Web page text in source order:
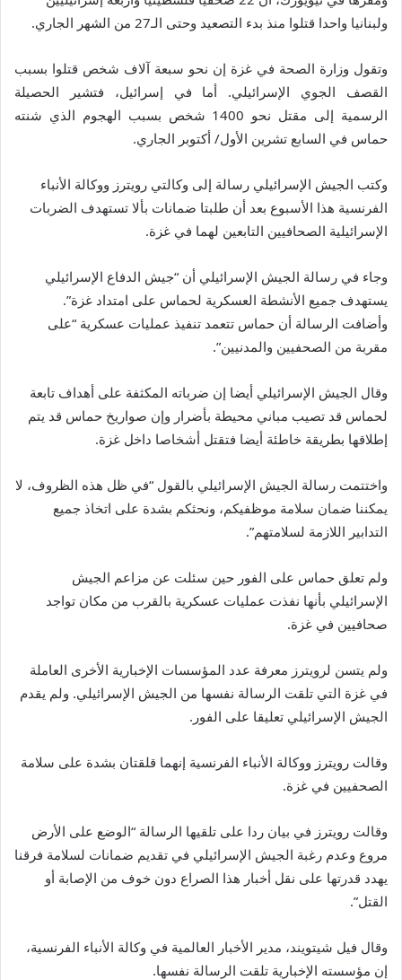
ولبنانيا واحدا قتلوا منذ بدء التصعيد وحتى الـ27 من الشهر الجاري.
وتقول وزارة الصحة في غزة إن نحو سبعة آلاف شخص قتلوا بسبب
القصف الجوي الإسرائيلي. أما في إسرائيل، فتشير الحصيلة
الرسمية إلى مقتل نحو 1400 شخص بسبب الهجوم الذي شنته
حماس في السابع تشرين الأول/ أكتوبر الجاري.
وكتب الجيش الإسرائيلي رسالة إلى وكالتي رويترز ووكالة الأنباء
الفرنسية هذا الأسبوع بعد أن طلبتا ضمانات بألا تستهدف الضربات
الإسرائيلية الصحافيين التابعين لهما في غزة.
وجاء في رسالة الجيش الإسرائيلي أن “جيش الدفاع الإسرائيلي
يستهدف جميع الأنشطة العسكرية لحماس على امتداد غزة”.
وأضافت الرسالة أن حماس تتعمد تنفيذ عمليات عسكرية “على
مقربة من الصحفيين والمدنيين”.
وقال الجيش الإسرائيلي أيضا إن ضرباته المكثفة على أهداف تابعة
لحماس قد تصيب مباني محيطة بأضرار وإن صواريخ حماس قد يتم
إطلاقها بطريقة خاطئة أيضا فتقتل أشخاصا داخل غزة.
واختتمت رسالة الجيش الإسرائيلي بالقول “في ظل هذه الظروف، لا
يمكننا ضمان سلامة موظفيكم، ونحثكم بشدة على اتخاذ جميع
التدابير اللازمة لسلامتهم”.
ولم تعلق حماس على الفور حين سئلت عن مزاعم الجيش
الإسرائيلي بأنها نفذت عمليات عسكرية بالقرب من مكان تواجد
صحافيين في غزة.
ولم يتسن لرويترز معرفة عدد المؤسسات الإخبارية الأخرى العاملة
في غزة التي تلقت الرسالة نفسها من الجيش الإسرائيلي. ولم يقدم
الجيش الإسرائيلي تعليقا على الفور.
وقالت رويترز ووكالة الأنباء الفرنسية إنهما قلقتان بشدة على سلامة
الصحفيين في غزة.
وقالت رويترز في بيان ردا على تلقيها الرسالة “الوضع على الأرض
مروع وعدم رغبة الجيش الإسرائيلي في تقديم ضمانات لسلامة فرقنا
يهدد قدرتها على نقل أخبار هذا الصراع دون خوف من الإصابة أو
القتل”.
وقال فيل شيتويند، مدير الأخبار العالمية في وكالة الأنباء الفرنسية،
إن مؤسسته الإخبارية تلقت الرسالة نفسها.